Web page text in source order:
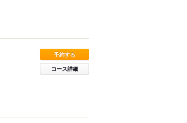
予約する
コース詳細